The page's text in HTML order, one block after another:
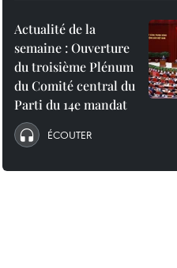
Actualité de la
semaine : Ouverture
du troisième Plénum
du Comité central du
Parti du 14e mandat
ÉCOUTER